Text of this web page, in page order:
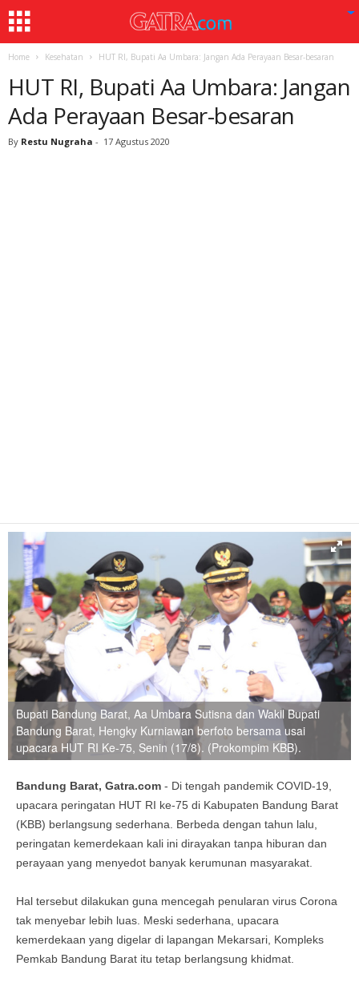
Home Kesehatan HUT RI, Bupati Aa Umbara: Jangan Ada Perayaan Besar-besaran
HUT RI, Bupati Aa Umbara: Jangan
Ada Perayaan Besar-besaran
By Restu Nugraha - 17 Agustus 2020
Bupati Bandung Barat, Aa Umbara Sutisna dan Wakil Bupati
Bandung Barat, Hengky Kurniawan berfoto bersama usai
upacara HUT RI Ke-75, Senin (17/8). (Prokompim KBB).
Bandung Barat, Gatra.com - Di tengah pandemik COVID-19,
upacara peringatan HUT RI ke-75 di Kabupaten Bandung Barat
(KBB) berlangsung sederhana. Berbeda dengan tahun lalu,
peringatan kemerdekaan kali ini dirayakan tanpa hiburan dan
perayaan yang menyedot banyak kerumunan masyarakat.
Hal tersebut dilakukan guna mencegah penularan virus Corona
tak menyebar lebih luas. Meski sederhana, upacara
kemerdekaan yang digelar di lapangan Mekarsari, Kompleks
Pemkab Bandung Barat itu tetap berlangsung khidmat.